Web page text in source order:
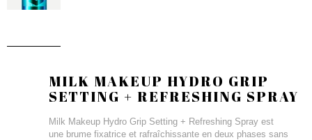
MILK MAKEUP HYDRO GRIP
SETTING + REFRESHING SPRAY
Milk Makeup Hydro Grip Setting + Refreshing Spray est
une brume fixatrice et rafraîchissante en deux phases sans